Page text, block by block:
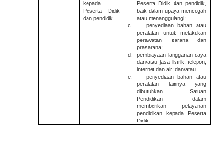
kepada
Peserta Didik
dan pendidik.
Peserta Didik dan pendidik,
baik dalam upaya mencegah
atau menanggulangi;
c.
penyediaan bahan atau
peralatan untuk melakukan
perawatan sarana dan
prasarana;
d.
pembiayaan langganan daya
dan/atau jasa listrik, telepon,
internet dan air; dan/atau
e.
penyediaan bahan atau
peralatan lainnya yang
dibutuhkan Satuan
Pendidikan dalam
memberikan pelayanan
pendidikan kepada Peserta
Didik.